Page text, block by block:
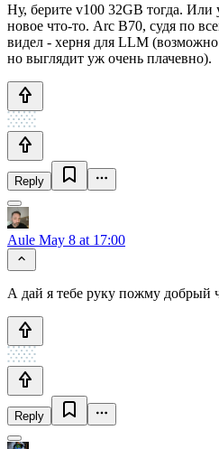
Ну, берите v100 32GB тогда. Или
новое что-то. Arc B70, судя по
видел - херня для LLM (возможно
но выглядит уж очень плачевно).
Reply
Aule May 8 at 17:00
А дай я тебе руку пожму добрый
Reply